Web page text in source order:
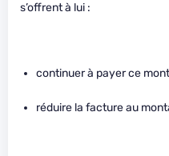
s’offrent à lui :
continuer à payer ce
réduire la facture au